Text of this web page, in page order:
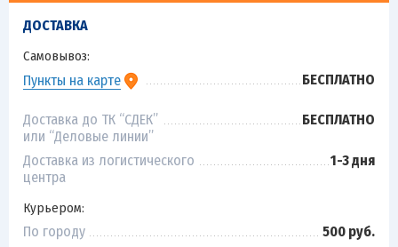
ДОСТАВКА
Самовывоз:
Пункты на карте БЕСПЛАТНО
Доставка до ТК “СДЕК”
или “Деловые линии”
БЕСПЛАТНО
Доставка из логистического
центра
1-3 дня
Курьером:
По городу
500 руб.